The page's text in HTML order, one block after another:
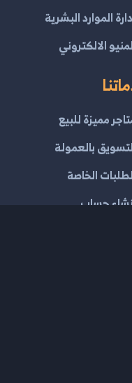
الموارد البشرية
الالكتروني
مميزة للبيع
بالعمولة
الخاصة
حساب